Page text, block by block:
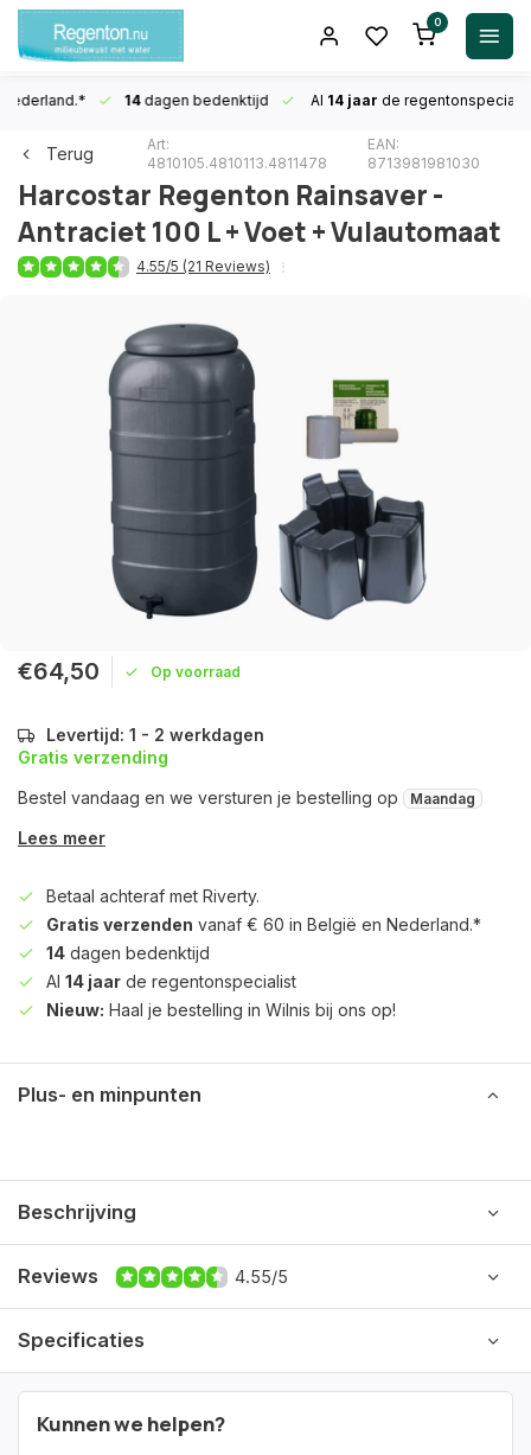
0
14dagen bedenktijd Al 14 jaar de
Terug
Art:
4810105.4810113.4811478
EAN:
8713981981030
Harcostar Regenton Rainsaver -
Antraciet 100 L + Voet + Vulautomaat
4.55/5 (21 Reviews)
€64,50 Op voorraad
Levertijd: 1 - 2 werkdagen
Gratis verzending
Bestel vandaag en we versturen je bestelling op Maandag
Lees meer
Betaal achteraf met Riverty.
Gratis verzenden vanaf € 60 in België en Nederland.*
14 dagen bedenktijd
Al 14 jaar de regentonspecialist
Nieuw: Haal je bestelling in Wilnis bij ons op!
Plus- en minpunten
Beschrijving
Reviews 4.55/5
Specificaties
Kunnen we helpen?